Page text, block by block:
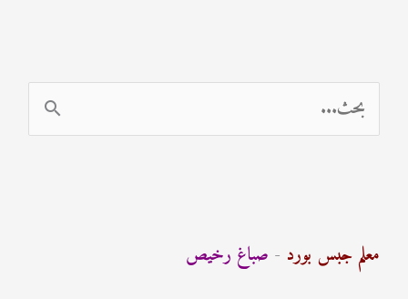
ل
معلم جبس بورد - صباغ رخيص